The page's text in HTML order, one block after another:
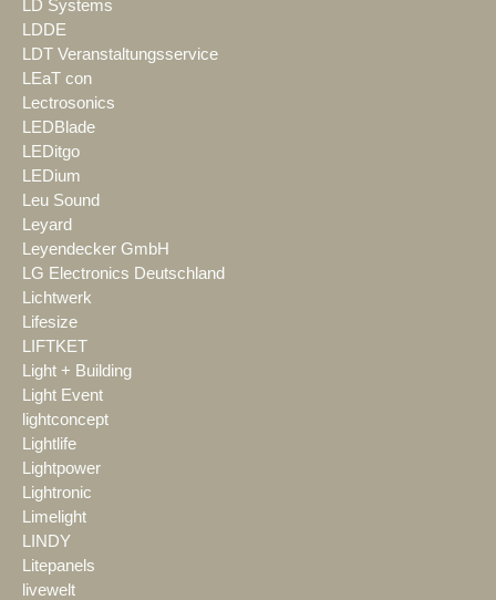
LD Systems
LDDE
LDT Veranstaltungsservice
LEaT con
Lectrosonics
LEDBlade
LEDitgo
LEDium
Leu Sound
Leyard
Leyendecker GmbH
LG Electronics Deutschland
Lichtwerk
Lifesize
LIFTKET
Light + Building
Light Event
lightconcept
Lightlife
Lightpower
Lightronic
Limelight
LINDY
Litepanels
livewelt